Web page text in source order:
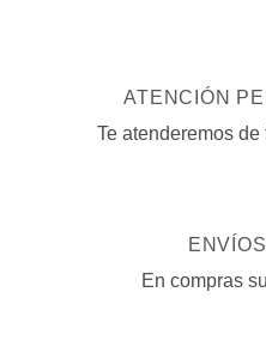
ATENCIÓN
Te atenderemos
En compras